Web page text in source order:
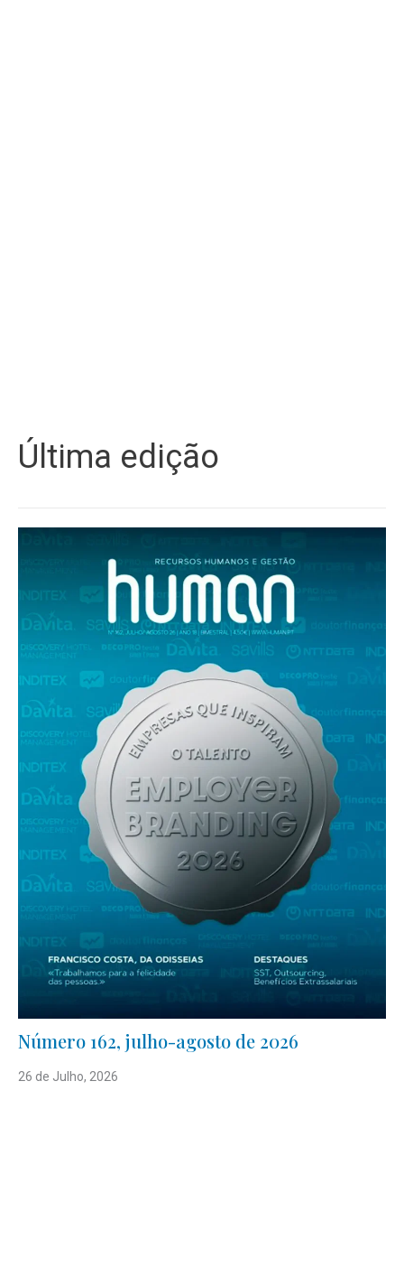
Última edição
Número 162, julho-agosto de 2026
26 de Julho, 2026